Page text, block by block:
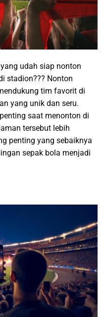
udah siap nonton
stadion??? Nonton
tim favorit di
yang unik dan seru.
saat menonton di
tersebut lebih
penting yang sebaiknya
sepak bola menjadi